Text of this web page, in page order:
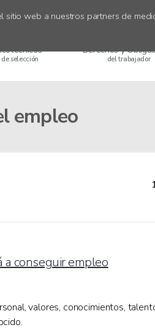
web a nuestros partners de
selección
Derechos y
del trabajador
empleo
a conseguir empleo
valores, conocimientos,